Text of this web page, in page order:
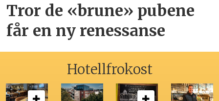
Tror de «brune» pubene
får en ny renessanse
Hotellfrokost